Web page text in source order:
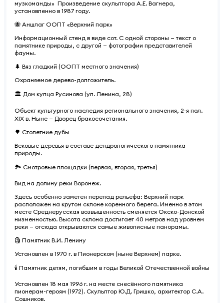
музкоманды» Произведение скульптора А.Е. Вагнера,
установленно в 1987 году.
🐝 Аншлаг ООПТ «Верхний парк»
Информационный стенд в виде сот. С одной стороны — текст о
памятнике природы, с другой — фотографии представителей
фауны.
🌲 Вяз гладкий (ООПТ местного значения)
Охраняемое дерево-долгожитель.
🏛 Дом купца Русинова (ул. Ленина, 28)
Объект культурного наследия регионального значения, 2‑я пол.
XIX в. Ныне — Дворец бракосочетания.
🌳 Столетние дубы
Вековые деревья в составе дендрологического памятника
природы.
🏞 Смотровые площадки (первая, вторая, третья)
Вид на долину реки Воронеж.
Здесь особенно заметен перепад рельефа: Верхний парк
расположен на крутом склоне коренного берега. Именно в этом
месте Среднерусская возвышенность сменяется Окско-Донской
низменностью. Высота склона достигает 40 метров над уровнем
реки — отсюда открываются самые живописные панорамы.
🗿 Памятник В.И. Ленину
Установлен в 1970 г. в Пионерском (ныне Верхнем) парке.
🕯 Памятник детям, погибшим в годы Великой Отечественной войны
Установлен 18 мая 1996 г. на месте снесённого памятника
пионерам-героям (1972). Скульптор Ю.Д. Гришко, архитектор С.А.
Сошников.